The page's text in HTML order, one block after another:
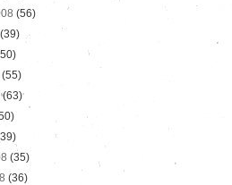
(56)
(39)
(55)
(63)
(35)
(36)